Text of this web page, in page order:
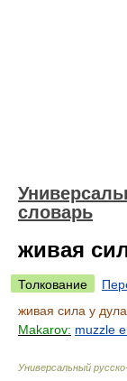
словарь
живая
Толкование
живая сила у дула
Makarov: muzzle
Универсальный